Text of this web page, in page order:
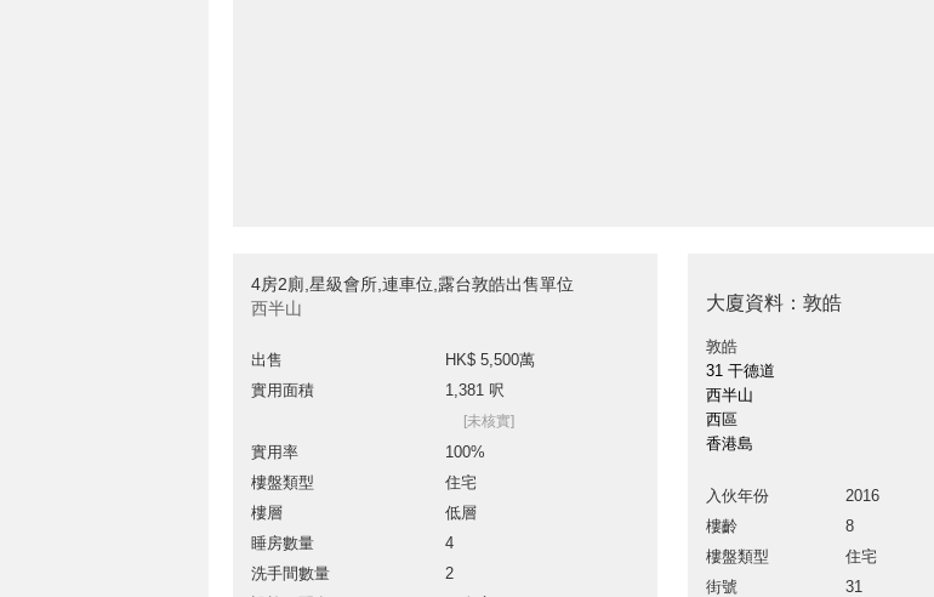
4房2廁,星級會所,連車位,露台敦皓出售單位
西半山
出售
HK$ 5,500萬
實用面積
1,381 呎
[未核實]
實用率
100%
樓盤類型
住宅
樓層
低層
睡房數量
4
洗手間數量
2
大廈資料：敦皓
敦皓
31 干德道
西半山
西區
香港島
入伙年份
2016
樓齡
8
樓盤類型
住宅
街號
31